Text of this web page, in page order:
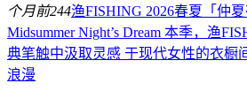
个月前244渔FISHING 2026春夏「仲
Midsummer Night’s Dream 本季，渔
典笔触中汲取灵感 于现代女性的衣橱
浪漫